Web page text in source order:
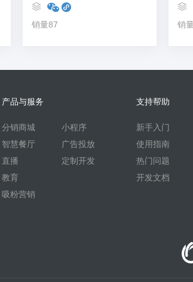
销量87 销
产品与服务
分销商城
智慧餐厅
直播
教育
吸粉营销
小程序
广告投放
定制开发
支持帮助
新手入门
使用指南
热门问题
开发文档